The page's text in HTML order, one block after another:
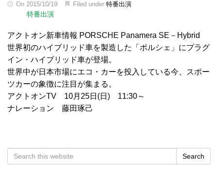
On 2015/10/19 Filed under 特番出演
特番出演
アクトオン新車情報 PORSCHE Panamera SE－Hybrid
世界初のハイブリッド車を製造した「ポルシェ」にプラグ
イン・ハイブリッド車が登場。
世界中が日本市場にエコ・カーを投入している今、スポー
ツカーの象徴に注目が集まる。
アクトオンTV 10月25日(日) 11:30～
ナレーション 藤田琢己
Search